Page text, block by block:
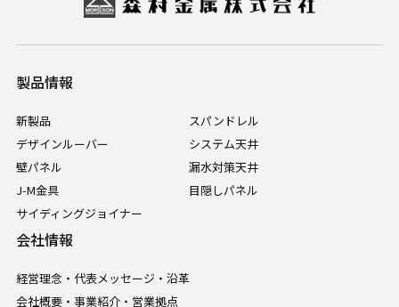
製品情報
新製品
スパンドレル
デザインルーバー
システム天井
壁パネル
漏水対策天井
J-M金具
目隠しパネル
サイディングジョイナー
会社情報
経営理念・代表メッセージ・沿革
会社概要・事業紹介・営業拠点